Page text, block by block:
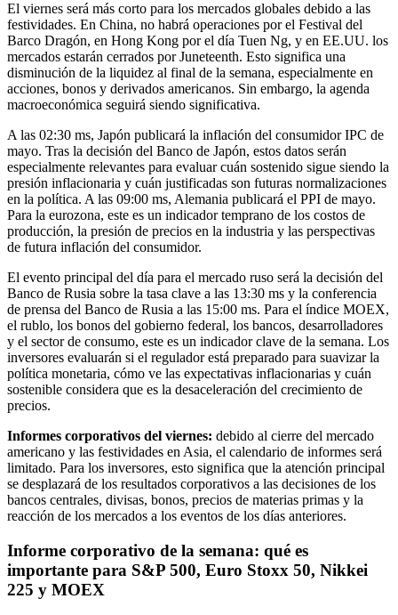
El viernes será más corto para los mercados globales debido a las
festividades. En China, no habrá operaciones por el Festival del
Barco Dragón, en Hong Kong por el día Tuen Ng, y en EE.UU. los
mercados estarán cerrados por Juneteenth. Esto significa una
disminución de la liquidez al final de la semana, especialmente en
acciones, bonos y derivados americanos. Sin embargo, la agenda
macroeconómica seguirá siendo significativa.
A las 02:30 ms, Japón publicará la inflación del consumidor IPC de
mayo. Tras la decisión del Banco de Japón, estos datos serán
especialmente relevantes para evaluar cuán sostenido sigue siendo la
presión inflacionaria y cuán justificadas son futuras normalizaciones
en la política. A las 09:00 ms, Alemania publicará el PPI de mayo.
Para la eurozona, este es un indicador temprano de los costos de
producción, la presión de precios en la industria y las perspectivas
de futura inflación del consumidor.
El evento principal del día para el mercado ruso será la decisión del
Banco de Rusia sobre la tasa clave a las 13:30 ms y la conferencia
de prensa del Banco de Rusia a las 15:00 ms. Para el índice MOEX,
el rublo, los bonos del gobierno federal, los bancos, desarrolladores
y el sector de consumo, este es un indicador clave de la semana. Los
inversores evaluarán si el regulador está preparado para suavizar la
política monetaria, cómo ve las expectativas inflacionarias y cuán
sostenible considera que es la desaceleración del crecimiento de
precios.
Informes corporativos del viernes: debido al cierre del mercado
americano y las festividades en Asia, el calendario de informes será
limitado. Para los inversores, esto significa que la atención principal
se desplazará de los resultados corporativos a las decisiones de los
bancos centrales, divisas, bonos, precios de materias primas y la
reacción de los mercados a los eventos de los días anteriores.
Informe corporativo de la semana: qué es
importante para S&P 500, Euro Stoxx 50, Nikkei
225 y MOEX